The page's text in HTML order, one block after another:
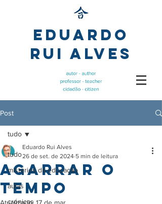
Eduardo
Rui Alves
Post
tudo
mistérios da educação
aulas
crónicas
tudo
Agarrar o
Tempo
Eduardo Rui Alves
26 de set. de 2024 5 min de leitura